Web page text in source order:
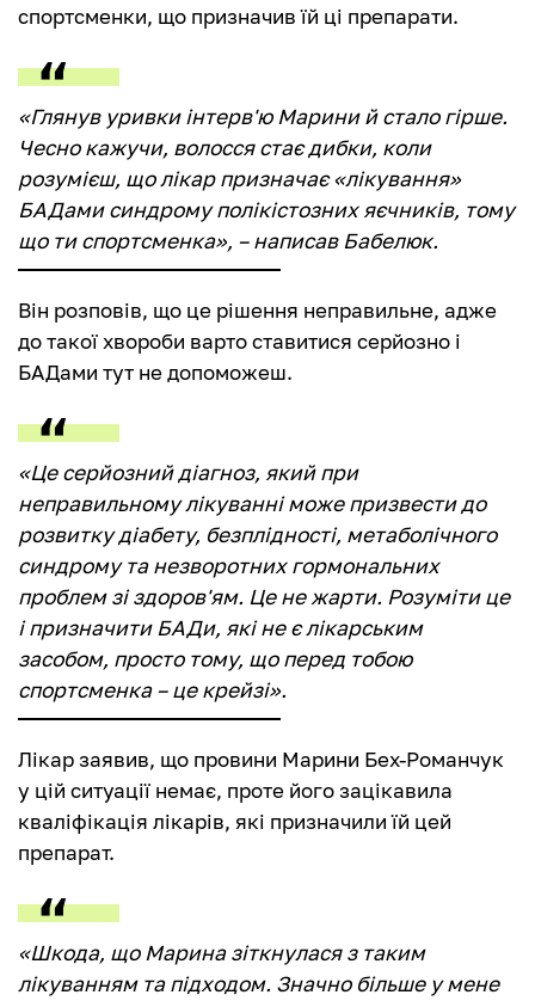
спортсменки, що призначив їй ці препарати.
«Глянув уривки інтерв'ю Марини й стало гірше.
Чесно кажучи, волосся стає дибки, коли
розумієш, що лікар призначає «лікування»
БАДами синдрому полікістозних яєчників, тому
що ти спортсменка», – написав Бабелюк.
Він розповів, що це рішення неправильне, адже
до такої хвороби варто ставитися серйозно і
БАДами тут не допоможеш.
«Це серйозний діагноз, який при
неправильному лікуванні може призвести до
розвитку діабету, безплідності, метаболічного
синдрому та незворотних гормональних
проблем зі здоров'ям. Це не жарти. Розуміти це
і призначити БАДи, які не є лікарським
засобом, просто тому, що перед тобою
спортсменка – це крейзі».
Лікар заявив, що провини Марини Бех-Романчук
у цій ситуації немає, проте його зацікавила
кваліфікація лікарів, які призначили їй цей
препарат.
«Шкода, що Марина зіткнулася з таким
лікуванням та підходом. Значно більше у мене